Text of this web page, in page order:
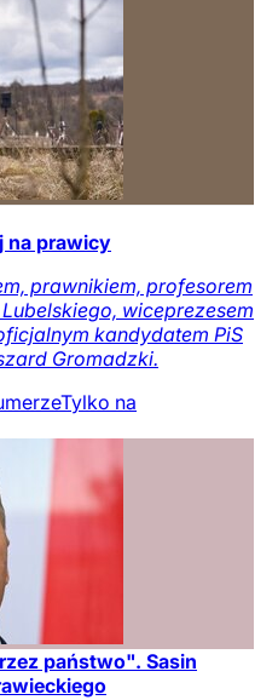
na prawicy
prawnikiem, profesorem
wiceprezesem
kandydatem PiS
Gromadzki.
Tylko na
państwo". Sasin